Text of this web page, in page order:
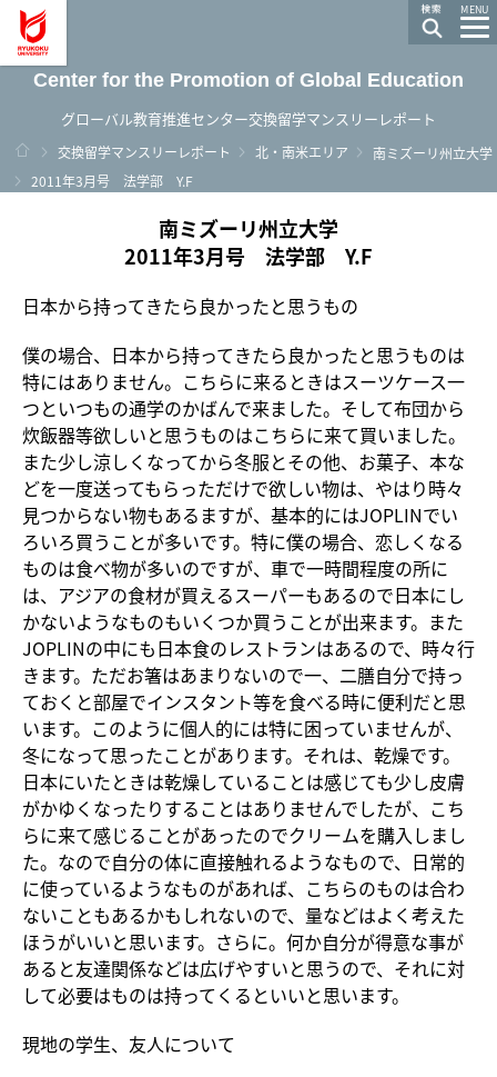
MENU
Center for the Promotion of Global Education
グローバル教育推進センター交換留学マンスリーレポート
ホーム
交換留学マンスリーレポート 北・南米エリア
南ミズーリ州立大学
2011年3月号 法学部 Y.F
南ミズーリ州立大学
2011年3月号 法学部 Y.F
日本から持ってきたら良かったと思うもの
僕の場合、日本から持ってきたら良かったと思うものは
特にはありません。こちらに来るときはスーツケース一
つといつもの通学のかばんで来ました。そして布団から
炊飯器等欲しいと思うものはこちらに来て買いました。
また少し涼しくなってから冬服とその他、お菓子、本な
どを一度送ってもらっただけで欲しい物は、やはり時々
見つからない物もあるますが、基本的にはJOPLINでい
ろいろ買うことが多いです。特に僕の場合、恋しくなる
ものは食べ物が多いのですが、車で一時間程度の所に
は、アジアの食材が買えるスーパーもあるので日本にし
かないようなものもいくつか買うことが出来ます。また
JOPLINの中にも日本食のレストランはあるので、時々行
きます。ただお箸はあまりないので一、二膳自分で持っ
ておくと部屋でインスタント等を食べる時に便利だと思
います。このように個人的には特に困っていませんが、
冬になって思ったことがあります。それは、乾燥です。
日本にいたときは乾燥していることは感じても少し皮膚
がかゆくなったりすることはありませんでしたが、こち
らに来て感じることがあったのでクリームを購入しまし
た。なので自分の体に直接触れるようなもので、日常的
に使っているようなものがあれば、こちらのものは合わ
ないこともあるかもしれないので、量などはよく考えた
ほうがいいと思います。さらに。何か自分が得意な事が
あると友達関係などは広げやすいと思うので、それに対
して必要はものは持ってくるといいと思います。
現地の学生、友人について